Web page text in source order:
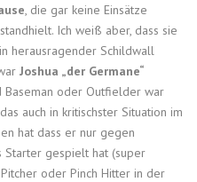
, die gar keine Einsätze
Ich weiß aber, dass sie
herausragender Schildwall
Joshua „der Germane“
Baseman oder Outfielder war
auch in kritischster Situation im
hat dass er nur gegen
Starter gespielt hat (super
oder Pinch Hitter in der